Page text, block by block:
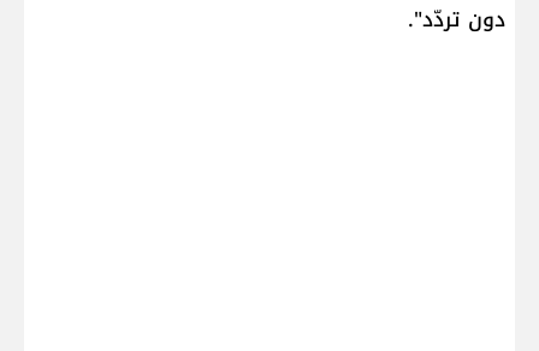
دون تردّد".